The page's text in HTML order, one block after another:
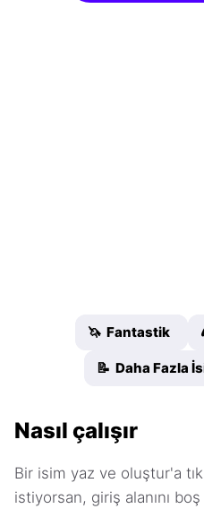
🦄 Fantastik
📝 Daha Fazla
Nasıl çalışır
Bir isim yaz ve oluştur'a
istiyorsan, giriş alanını boş